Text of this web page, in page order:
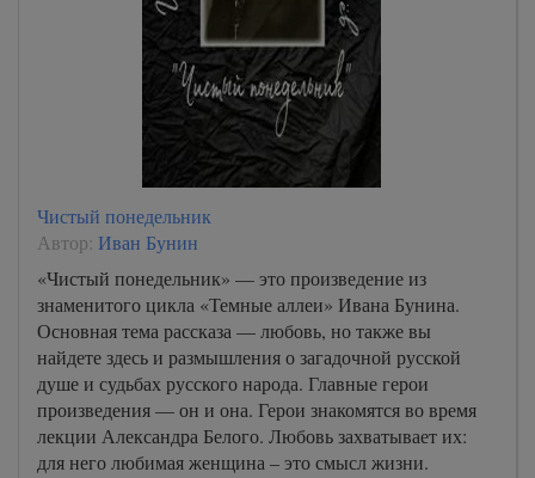
Чистый понедельник
Автор: Иван Бунин
«Чистый понедельник» — это произведение из
знаменитого цикла «Темные аллеи» Ивана Бунина.
Основная тема рассказа — любовь, но также вы
найдете здесь и размышления о загадочной русской
душе и судьбах русского народа. Главные герои
произведения — он и она. Герои знакомятся во время
лекции Александра Белого. Любовь захватывает их:
для него любимая женщина – это смысл жизни.